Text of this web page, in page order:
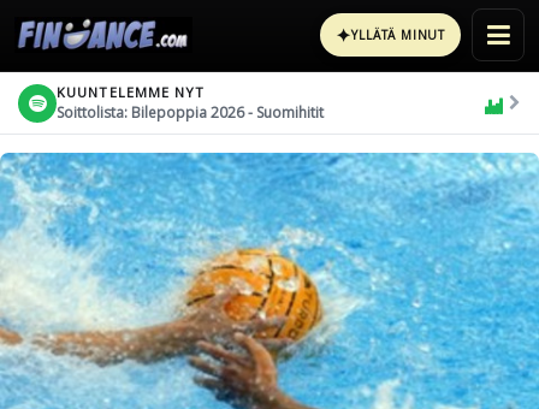
✦YLLÄTÄ MINUT
KUUNTELEMME NYT
Soittolista: Bilepoppia 2026 - Suomihitit